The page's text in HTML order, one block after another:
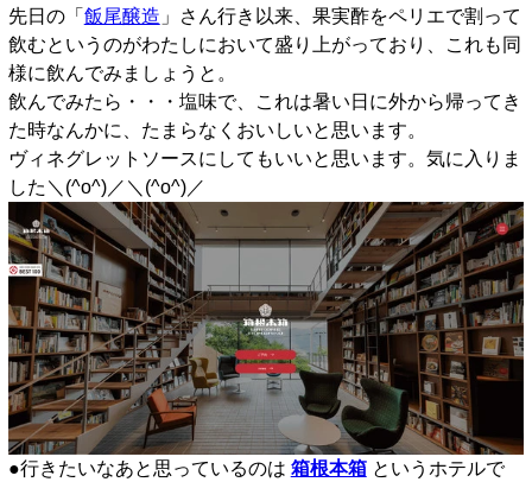
先日の「 飯尾醸造 」さん行き以来、果実酢をペリエで割って
飲むというのがわたしにおいて盛り上がっており、これも同
様に飲んでみましょうと。
飲んでみたら・・・塩味で、これは暑い日に外から帰ってき
た時なんかに、たまらなくおいしいと思います。
ヴィネグレットソースにしてもいいと思います。気に入りま
した＼(^o^)／＼(^o^)／
●行きたいなあと思っているのは 箱根本箱 というホテルで